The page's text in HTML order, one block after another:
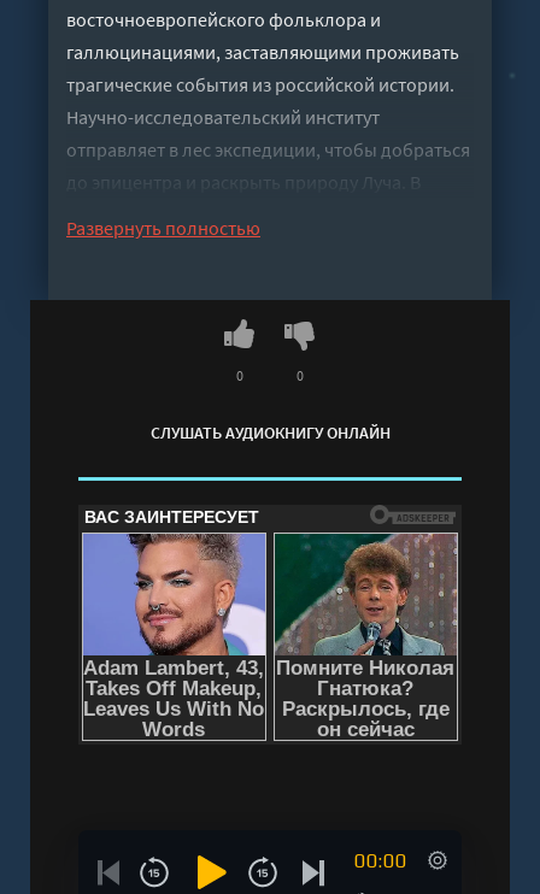
восточноевропейского фольклора и
галлюцинациями, заставляющими проживать
трагические события из российской истории.
Научно-исследовательский институт
отправляет в лес экспедиции, чтобы добраться
до эпицентра и раскрыть природу Луча. В
Слушать аудиокнигу "Луч - Туровский Даниил"
онлайн бесплатно без регистрации - полная
Развернуть полностью
СЛУШАТЬ АУДИОКНИГУ ОНЛАЙН
0 0
00:00